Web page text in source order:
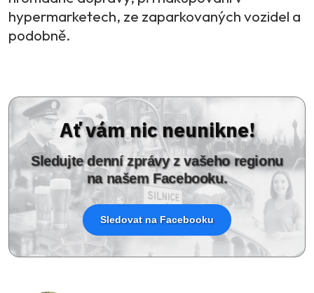
hypermarketech, ze zaparkovaných vozidel a
podobně.
Ať vám nic neunikne!
Sledujte denní zprávy z vašeho regionu
na našem Facebooku.
Sledovat na Facebooku